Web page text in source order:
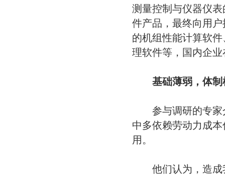
测量控制与仪器仪
件产品，最终向用
的机组性能计算软
理软件等，国内企
基础薄弱，体制
参与调研的专家
中多依赖劳动力成
用。
他们认为，造成